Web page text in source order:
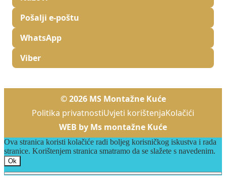
Pošalji e-poštu
WhatsApp
Viber
© 2026 MS Montažne Kuće
Politika privatnostiUvjeti korištenjaKolačići
WEB by Ms montažne Kuće
Ova stranica koristi kolačiće radi boljeg korisničkog iskustva i rada
stranice. Korištenjem stranica smatramo da se slažete s navedenim.
Ok